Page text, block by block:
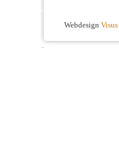
Webdesign Visus